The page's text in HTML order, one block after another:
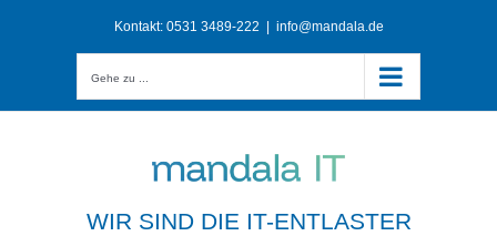
Kontakt: 0531 3489-222 info@mandala.de
Gehe zu ...
WIR SIND DIE IT-ENTLASTER